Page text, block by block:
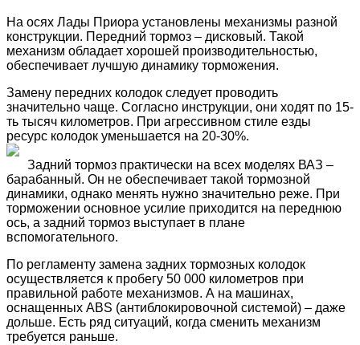
На осях Лады Приора установлены механизмы разной
конструкции. Передний тормоз – дисковый. Такой
механизм обладает хорошей производительностью,
обеспечивает лучшую динамику торможения.
Замену передних колодок следует проводить
значительно чаще. Согласно инструкции, они ходят по 15-
ть тысяч километров. При агрессивном стиле езды
ресурс колодок уменьшается на 20-30%.
Задний тормоз практически на всех моделях ВАЗ –
барабанный. Он не обеспечивает такой тормозной
динамики, однако менять нужно значительно реже. При
торможении основное усилие приходится на переднюю
ось, а задний тормоз выступает в плане
вспомогательного.
По регламенту замена задних тормозных колодок
осуществляется к пробегу 50 000 километров при
правильной работе механизмов. А на машинах,
оснащенных ABS (антиблокировочной системой) – даже
дольше. Есть ряд ситуаций, когда сменить механизм
требуется раньше.